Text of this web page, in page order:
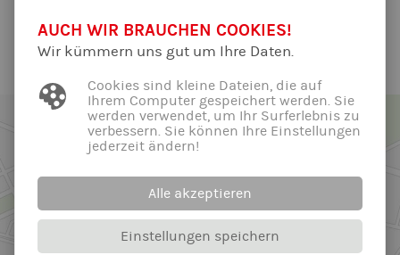
AUCH WIR BRAUCHEN COOKIES!
Wir kümmern uns gut um Ihre Daten.
Cookies sind kleine Dateien, die auf
Ihrem Computer gespeichert werden. Sie
werden verwendet, um Ihr Surferlebnis zu
verbessern. Sie können Ihre Einstellungen
jederzeit ändern!
Alle akzeptieren
Einstellungen speichern